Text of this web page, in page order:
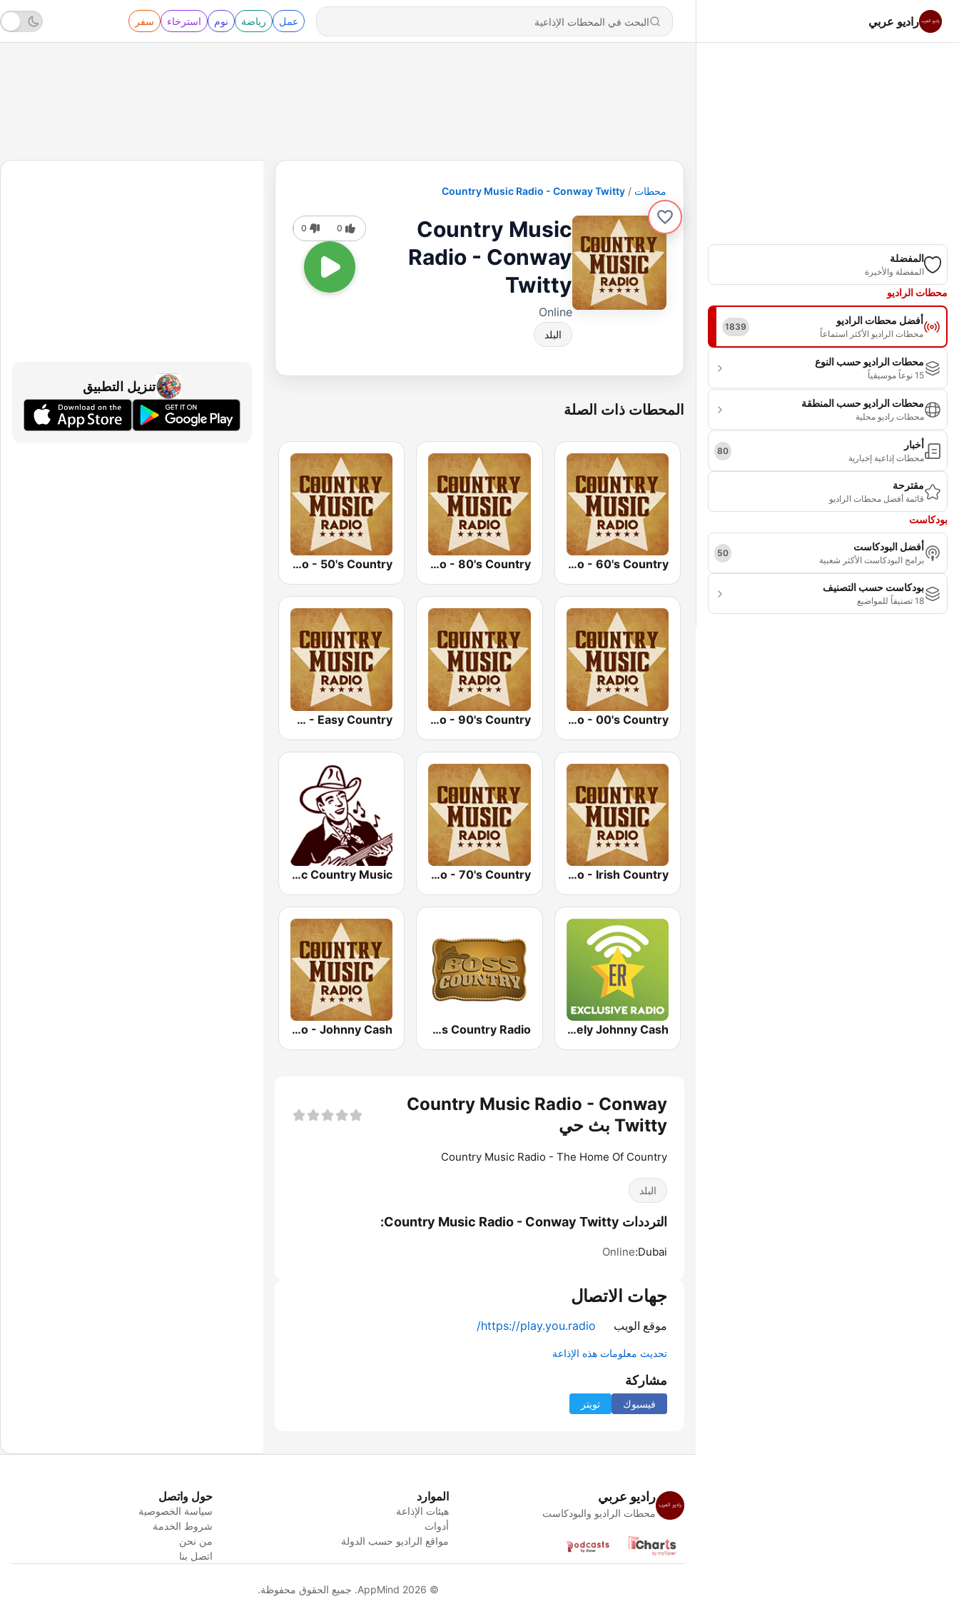
راديو عربي عمل رياضة نوم استرخاء سفر
المفضلة
المفضلة والأخيرة
محطات الراديو
أفضل محطات الراديو
محطات الراديو الأكثر استماعاً
1839
محطات الراديو حسب النوع
15 نوعاً موسيقياً
محطات الراديو حسب المنطقة
محطات راديو محلية
أخبار
محطات إذاعية إخبارية
80
مقترحة
قائمة أفضل محطات الراديو
بودكاست
أفضل البودكاست
برامج البودكاست الأكثر شعبية
50
بودكاست حسب التصنيف
18 تصنيفاً للمواضيع
محطات Country Music Radio - Conway Twitty
Country Music
Radio - Conway
Twitty
Online
البلد
0
0
المحطات ذات الصلة
Country Music Radio - 60's Country
Country Music Radio - 80's Country
Country Music Radio - 50's Country
Country Music Radio - 00's Country
Country Music Radio - 90's Country
Country Music Radio - Easy Country
Country Music Radio - Irish Country
Country Music Radio - 70's Country
KWPX Cowpoke Classic Country Music
Exclusively Johnny Cash
Boss Country Radio
Country Music Radio - Johnny Cash
Country Music Radio - Conway
Twitty بث حي
Country Music Radio - The Home Of Country
البلد
الترددات Country Music Radio - Conway Twitty:
Dubai:
Online
جهات الاتصال
موقع الويب https://play.you.radio/
تحديث معلومات هذه الإذاعة
مشاركة
فيسبوك تويتر
تنزيل التطبيق
راديو عربي
محطات الراديو والبودكاست
الموارد
هيئات الإذاعة
أدوات
مواقع الراديو حسب الدولة
حول واتصل
سياسة الخصوصية
شروط الخدمة
من نحن
اتصل بنا
© AppMind 2026. جميع الحقوق محفوظة.